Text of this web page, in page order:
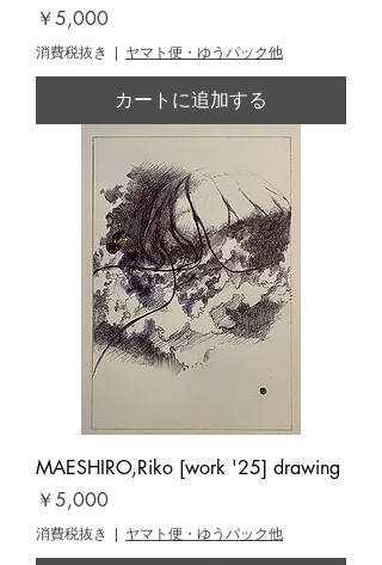
価格
￥5,000
消費税抜き | ヤマト便・ゆうパック他
カートに追加する
MAESHIRO,Riko [work '25] drawing
価格
￥5,000
消費税抜き | ヤマト便・ゆうパック他